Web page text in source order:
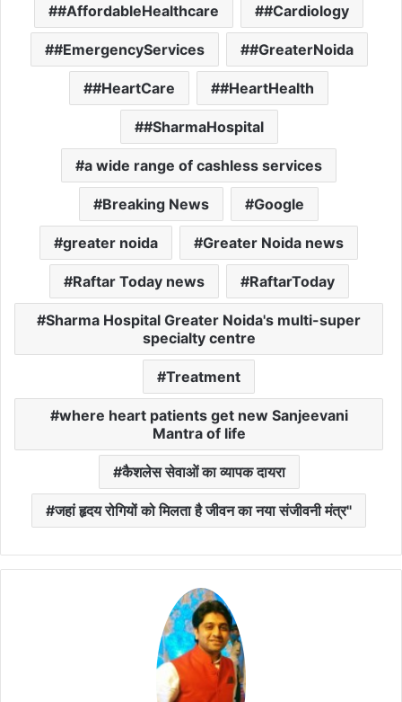
#AffordableHealthcare #Cardiology
#EmergencyServices #GreaterNoida
#HeartCare #HeartHealth
#SharmaHospital
a wide range of cashless services
Breaking News Google
greater noida Greater Noida news
Raftar Today news RaftarToday
Sharma Hospital Greater Noida's multi-super
specialty centre
Treatment
where heart patients get new Sanjeevani
Mantra of life
कैशलेस सेवाओं का व्यापक दायरा
जहां हृदय रोगियों को मिलता है जीवन का नया संजीवनी मंत्र"